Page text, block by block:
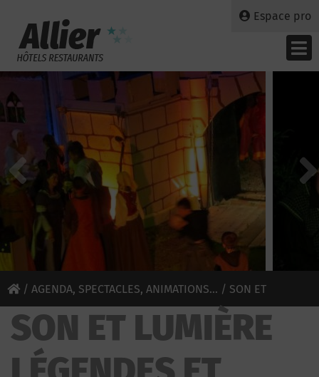
Espace pro
/ AGENDA, SPECTACLES, ANIMATIONS... / SON ET
LUMIÈRE LÉGENDES ET DÉTOURS
SON ET LUMIÈRE